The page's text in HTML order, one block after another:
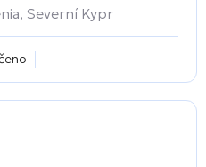
Severní Kypr